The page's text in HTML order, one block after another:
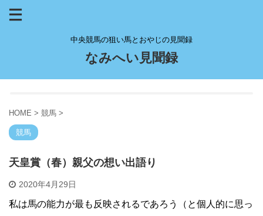
中央競馬の狙い馬とおやじの見聞録
なみへい見聞録
HOME > 競馬 >
競馬
天皇賞（春）親父の想い出語り
2020年4月29日
私は馬の能力が最も反映されるであろう（と個人的に思っ